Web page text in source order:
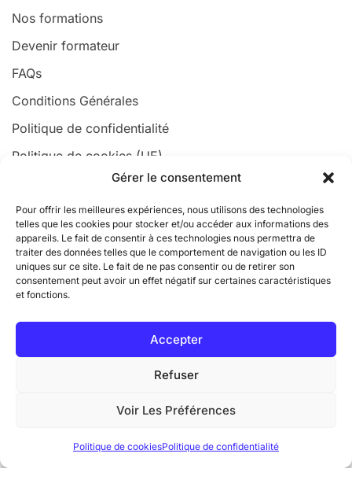
Gérer le consentement
Pour offrir les meilleures expériences, nous utilisons des technologies
telles que les cookies pour stocker et/ou accéder aux informations des
appareils. Le fait de consentir à ces technologies nous permettra de
traiter des données telles que le comportement de navigation ou les ID
uniques sur ce site. Le fait de ne pas consentir ou de retirer son
consentement peut avoir un effet négatif sur certaines caractéristiques
et fonctions.
Accepter
Refuser
Voir Les Préférences
Politique de cookiesPolitique de confidentialité
Nos formations
Devenir formateur
FAQs
Conditions Générales
Politique de confidentialité
Politique de cookies (UE)
Organisme de formation certifié